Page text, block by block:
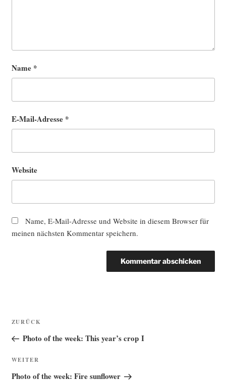
Name *
E-Mail-Adresse *
Website
Name, E-Mail-Adresse und Website in diesem Browser für
meinen nächsten Kommentar speichern.
Beitragsnavigation
Vorheriger
Beitrag
ZURÜCK
Photo of the week: This year’s crop I
Nächster
Beitrag
WEITER
Photo of the week: Fire sunflower